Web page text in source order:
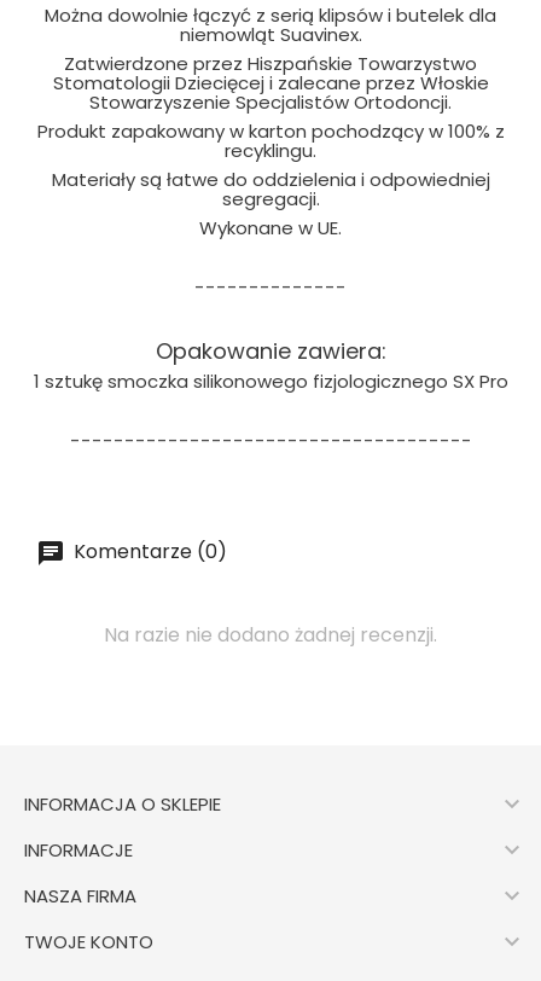
Można dowolnie łączyć z serią klipsów i butelek dla
niemowląt Suavinex.
Zatwierdzone przez Hiszpańskie Towarzystwo
Stomatologii Dziecięcej i zalecane przez Włoskie
Stowarzyszenie Specjalistów Ortodoncji.
Produkt zapakowany w karton pochodzący w 100% z
recyklingu.
Materiały są łatwe do oddzielenia i odpowiedniej
segregacji.
Wykonane w UE.
--------------
Opakowanie zawiera:
1 sztukę smoczka silikonowego fizjologicznego SX Pro
-------------------------------------
Komentarze (0)
Na razie nie dodano żadnej recenzji.
INFORMACJA O SKLEPIE 
INFORMACJE 
NASZA FIRMA 
TWOJE KONTO 